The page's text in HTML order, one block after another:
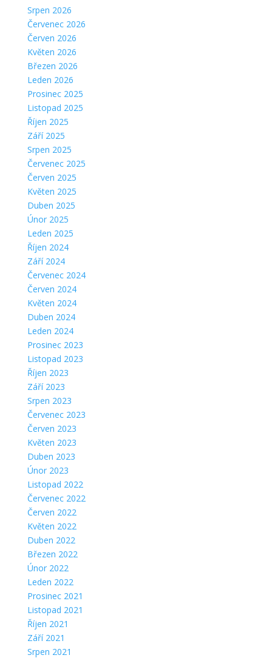
Srpen 2026
Červenec 2026
Červen 2026
Květen 2026
Březen 2026
Leden 2026
Prosinec 2025
Listopad 2025
Říjen 2025
Září 2025
Srpen 2025
Červenec 2025
Červen 2025
Květen 2025
Duben 2025
Únor 2025
Leden 2025
Říjen 2024
Září 2024
Červenec 2024
Červen 2024
Květen 2024
Duben 2024
Leden 2024
Prosinec 2023
Listopad 2023
Říjen 2023
Září 2023
Srpen 2023
Červenec 2023
Červen 2023
Květen 2023
Duben 2023
Únor 2023
Listopad 2022
Červenec 2022
Červen 2022
Květen 2022
Duben 2022
Březen 2022
Únor 2022
Leden 2022
Prosinec 2021
Listopad 2021
Říjen 2021
Září 2021
Srpen 2021